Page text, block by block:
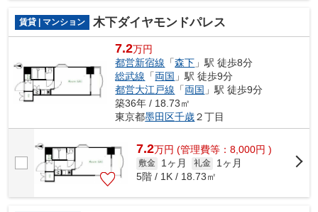
賃貸 | マンション 木下ダイヤモンドパレス
7.2万円
都営新宿線 「森下 」駅 徒歩8分
総武線 「両国 」駅 徒歩9分
都営大江戸線 「両国 」駅 徒歩9分
築36年 / 18.73㎡
東京都墨田区千歳２丁目
7.2万円 (管理費等：8,000円 )
敷金 1ヶ月 礼金
1ヶ月
5階 / 1K / 18.73㎡